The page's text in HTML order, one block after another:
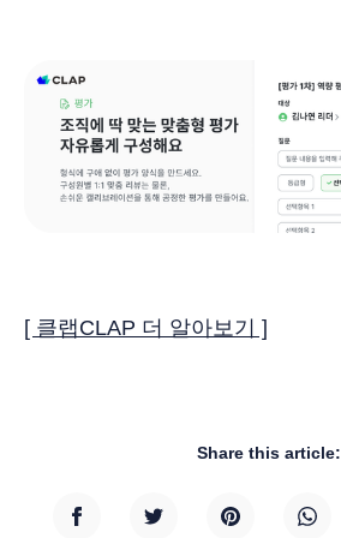
[ 클랩CLAP 더 알아보기 ]
Share this article: